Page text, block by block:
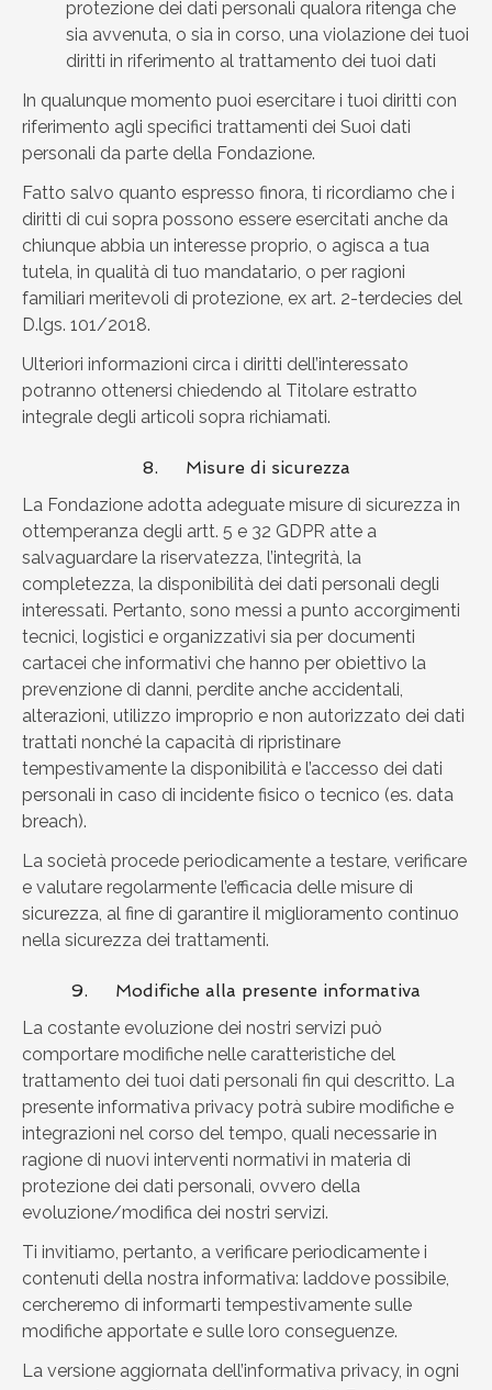
protezione dei dati personali qualora ritenga che
sia avvenuta, o sia in corso, una violazione dei tuoi
diritti in riferimento al trattamento dei tuoi dati
In qualunque momento puoi esercitare i tuoi diritti con
riferimento agli specifici trattamenti dei Suoi dati
personali da parte della Fondazione.
Fatto salvo quanto espresso finora, ti ricordiamo che i
diritti di cui sopra possono essere esercitati anche da
chiunque abbia un interesse proprio, o agisca a tua
tutela, in qualità di tuo mandatario, o per ragioni
familiari meritevoli di protezione, ex art. 2-terdecies del
D.lgs. 101/2018.
Ulteriori informazioni circa i diritti dell’interessato
potranno ottenersi chiedendo al Titolare estratto
integrale degli articoli sopra richiamati.
8. Misure di sicurezza
La Fondazione adotta adeguate misure di sicurezza in
ottemperanza degli artt. 5 e 32 GDPR atte a
salvaguardare la riservatezza, l’integrità, la
completezza, la disponibilità dei dati personali degli
interessati. Pertanto, sono messi a punto accorgimenti
tecnici, logistici e organizzativi sia per documenti
cartacei che informativi che hanno per obiettivo la
prevenzione di danni, perdite anche accidentali,
alterazioni, utilizzo improprio e non autorizzato dei dati
trattati nonché la capacità di ripristinare
tempestivamente la disponibilità e l’accesso dei dati
personali in caso di incidente fisico o tecnico (es. data
breach).
La società procede periodicamente a testare, verificare
e valutare regolarmente l’efficacia delle misure di
sicurezza, al fine di garantire il miglioramento continuo
nella sicurezza dei trattamenti.
9. Modifiche alla presente informativa
La costante evoluzione dei nostri servizi può
comportare modifiche nelle caratteristiche del
trattamento dei tuoi dati personali fin qui descritto. La
presente informativa privacy potrà subire modifiche e
integrazioni nel corso del tempo, quali necessarie in
ragione di nuovi interventi normativi in materia di
protezione dei dati personali, ovvero della
evoluzione/modifica dei nostri servizi.
Ti invitiamo, pertanto, a verificare periodicamente i
contenuti della nostra informativa: laddove possibile,
cercheremo di informarti tempestivamente sulle
modifiche apportate e sulle loro conseguenze.
La versione aggiornata dell’informativa privacy, in ogni